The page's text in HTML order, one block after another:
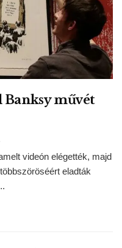
Banksy művét
videón elégették, majd
eladták